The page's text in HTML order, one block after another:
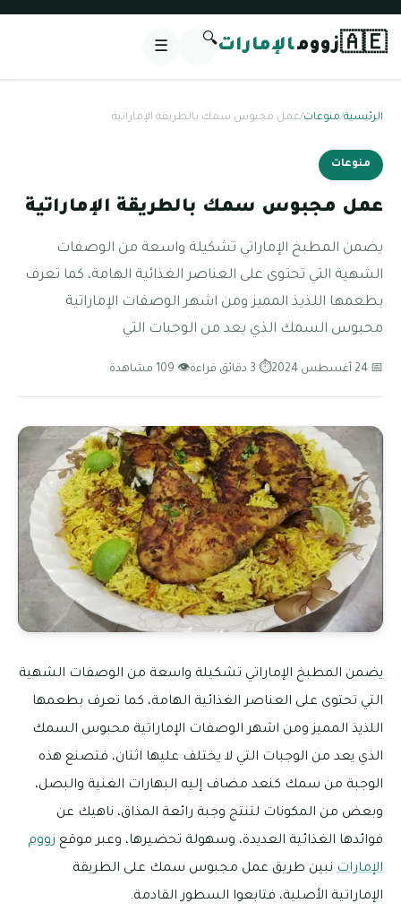
🇦🇪زوومالإمارات🔍
☰
الرئيسية/منوعات/عمل مجبوس سمك بالطريقة الإماراتية
منوعات
عمل مجبوس سمك بالطريقة الإماراتية
يضمن المطبخ الإماراتي تشكيلة واسعة من الوصفات
الشهية التي تحتوى على العناصر الغذائية الهامة، كما تعرف
بطعمها اللذيذ المميز ومن اشهر الوصفات الإماراتية
محبوس السمك الذي يعد من الوجبات التي
📅 24 أغسطس 2024 ⏱ 3 دقائق قراءة 👁 109 مشاهدة
يضمن المطبخ الإماراتي تشكيلة واسعة من الوصفات الشهية
التي تحتوى على العناصر الغذائية الهامة، كما تعرف بطعمها
اللذيذ المميز ومن اشهر الوصفات الإماراتية محبوس السمك
الذي يعد من الوجبات التي لا يختلف عليها اثنان، فتصنع هذه
الوجبة من سمك كنعد مضاف إليه البهارات الغنية والبصل،
وبعض من المكونات لتنتج وجبة رائعة المذاق، ناهيك عن
فوائدها الغذائية العديدة، وسهولة تحضيرها، وعبر موقع زووم
الإمارات نبين طريق عمل مجبوس سمك على الطريقة
الإماراتية الأصلية، فتابعوا السطور القادمة.